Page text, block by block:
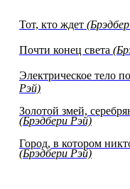
Тот, кто ждет
Почти конец света
Электрическое тело
Рэй)
Золотой змей,
(Брэдбери Рэй)
Город, в котором
(Брэдбери Рэй)